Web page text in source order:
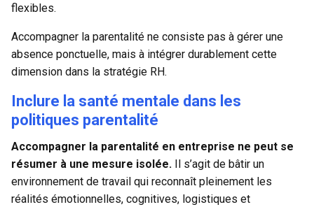
flexibles.
Accompagner la parentalité ne consiste pas à gérer une
absence ponctuelle, mais à intégrer durablement cette
dimension dans la stratégie RH.
Inclure la santé mentale dans les
politiques parentalité
Accompagner la parentalité en entreprise ne peut se
résumer à une mesure isolée. Il s’agit de bâtir un
environnement de travail qui reconnaît pleinement les
réalités émotionnelles, cognitives, logistiques et